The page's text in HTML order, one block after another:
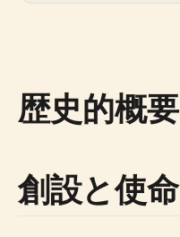
歴史的概要
創設と使命